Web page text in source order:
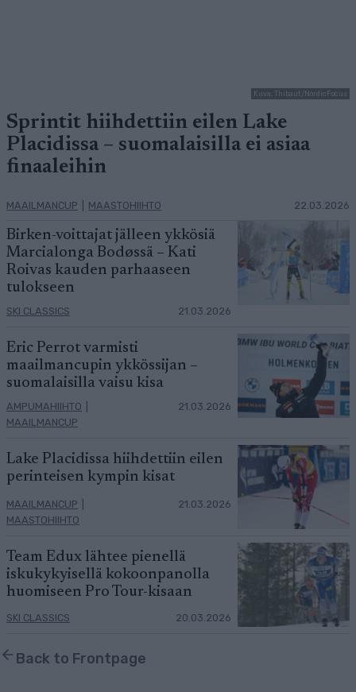
Kuva: Thibaut/NordicFocus
Sprintit hiihdettiin eilen Lake
Placidissa – suomalaisilla ei asiaa
finaaleihin
MAAILMANCUP MAASTOHIIHTO 22.03.2026
Birken-voittajat jälleen ykkösiä
Marcialonga Bodøssä – Kati
Roivas kauden parhaaseen
tulokseen
SKI CLASSICS 21.03.2026
Eric Perrot varmisti
maailmancupin ykkössijan –
suomalaisilla vaisu kisa
AMPUMAHIIHTO
MAAILMANCUP
21.03.2026
Lake Placidissa hiihdettiin eilen
perinteisen kympin kisat
MAAILMANCUP
MAASTOHIIHTO
21.03.2026
Team Edux lähtee pienellä
iskukykyisellä kokoonpanolla
huomiseen Pro Tour-kisaan
SKI CLASSICS 20.03.2026
Back to Frontpage